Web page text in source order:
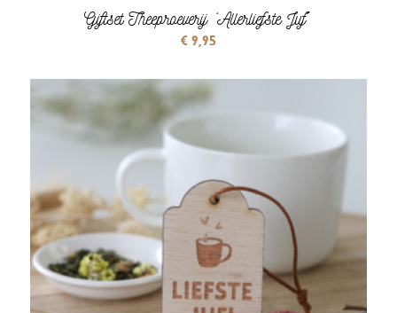
Giftset Theeproeverij ‘Allerliefste Juf´
€9,95